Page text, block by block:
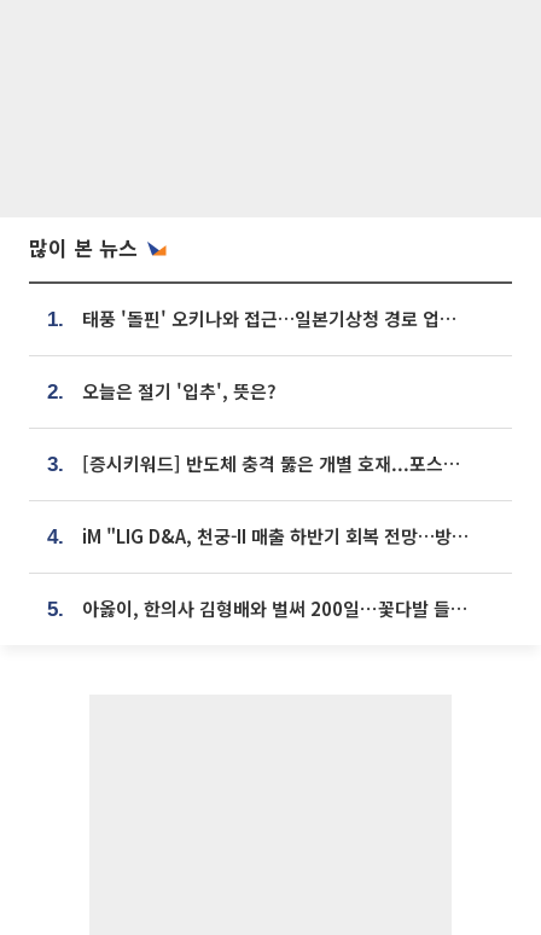
많이 본 뉴스
1. 태풍 '돌핀' 오키나와 접근…일본기상청 경로 업데이트
2. 오늘은 절기 '입추', 뜻은?
3. [증시키워드] 반도체 충격 뚫은 개별 호재...포스코퓨처엠·에코프로·한화솔루션 '눈길'
4. iM "LIG D&A, 천궁-II 매출 하반기 회복 전망…방산 톱픽 유지"
5. 아옳이, 한의사 김형배와 벌써 200일⋯꽃다발 들고 "프러포즈 아냐"